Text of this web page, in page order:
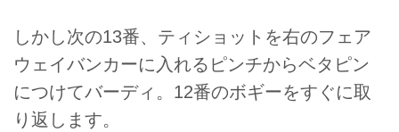
しかし次の13番、ティショットを右のフェア
ウェイバンカーに入れるピンチからベタピン
につけてバーディ。12番のボギーをすぐに取
り返します。